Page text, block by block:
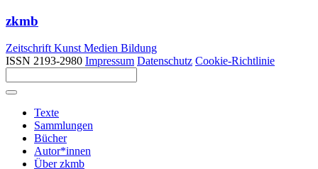
zkmb
Zeitschrift Kunst Medien Bildung
ISSN 2193-2980 Impressum Datenschutz Cookie-Richtlinie
Texte
Sammlungen
Bücher
Autor*innen
Über zkmb